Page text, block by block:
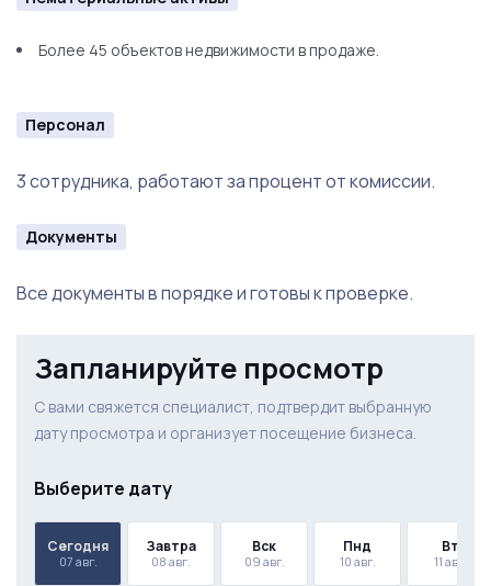
Более 45 объектов недвижимости в продаже.
Персонал
3 сотрудника, работают за процент от комиссии.
Документы
Все документы в порядке и готовы к проверке.
Запланируйте просмотр
С вами свяжется специалист, подтвердит выбранную
дату просмотра и организует посещение бизнеса.
Выберите дату
Сегодня
07 авг.
Завтра
08 авг.
Вск
09 авг.
Пнд
10 авг.
Вт
11 авг.